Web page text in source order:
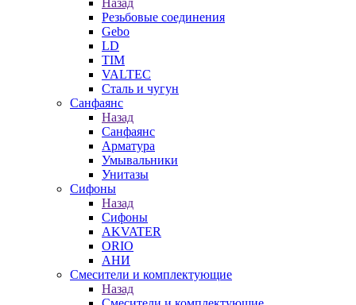
Назад
Резьбовые соединения
Gebo
LD
TIM
VALTEC
Сталь и чугун
Санфаянс
Назад
Санфаянс
Арматура
Умывальники
Унитазы
Сифоны
Назад
Сифоны
AKVATER
ORIO
АНИ
Смесители и комплектующие
Назад